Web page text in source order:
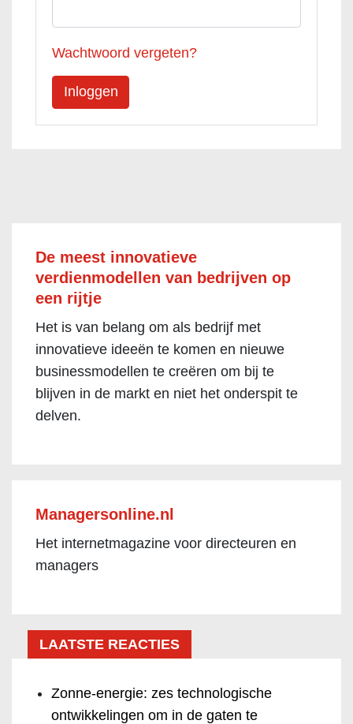
Wachtwoord vergeten?
De meest innovatieve
verdienmodellen van bedrijven op
een rijtje
Het is van belang om als bedrijf met
innovatieve ideeën te komen en nieuwe
businessmodellen te creëren om bij te
blijven in de markt en niet het onderspit te
delven.
Managersonline.nl
Het internetmagazine voor directeuren en
managers
LAATSTE REACTIES
Zonne-energie: zes technologische
ontwikkelingen om in de gaten te